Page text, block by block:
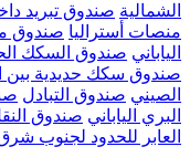
الشمالية صندوق تبريد داخلي 53 قدم لأمريكا
منصات أستراليا صندوق
الياباني صندوق السكك
صندوق سكك حديدية بين
الصيني صندوق التبادل
البري الياباني صندوق
العابر للحدود لجنوب